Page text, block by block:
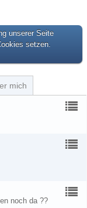
unserer Seite
setzen.
mich
noch da ??